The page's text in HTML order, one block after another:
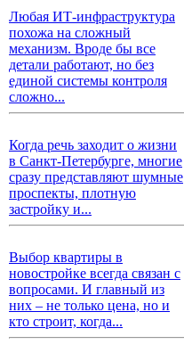
Любая ИТ-инфраструктура
похожа на сложный
механизм. Вроде бы все
детали работают, но без
единой системы контроля
сложно...
Когда речь заходит о жизни
в Санкт-Петербурге, многие
сразу представляют шумные
проспекты, плотную
застройку и...
Выбор квартиры в
новостройке всегда связан с
вопросами. И главный из
них – не только цена, но и
кто строит, когда...